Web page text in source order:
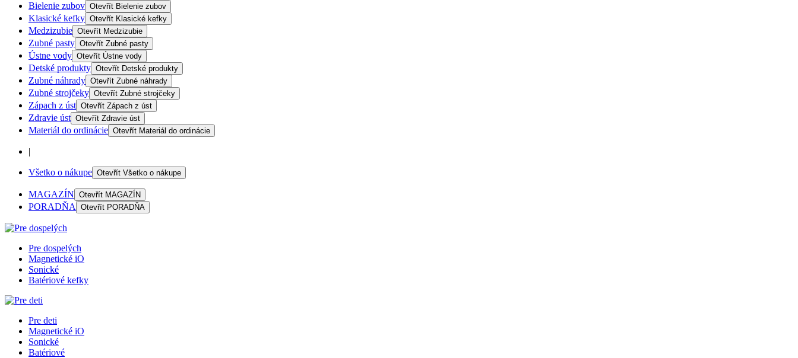
Bielenie zubov Otevřít Bielenie zubov
Klasické kefky Otevřít Klasické kefky
Medzizubie Otevřít Medzizubie
Zubné pasty Otevřít Zubné pasty
Ústne vody Otevřít Ústne vody
Detské produkty Otevřít Detské produkty
Zubné náhrady Otevřít Zubné náhrady
Zubné strojčeky Otevřít Zubné strojčeky
Zápach z úst Otevřít Zápach z úst
Zdravie úst Otevřít Zdravie úst
Materiál do ordinácie Otevřít Materiál do ordinácie
|
Všetko o nákupe Otevřít Všetko o nákupe
MAGAZÍN Otevřít MAGAZÍN
PORADŇA Otevřít PORADŇA
Pre dospelých
Magnetické iO
Sonické
Batériové kefky
Pre deti
Magnetické iO
Sonické
Batériové